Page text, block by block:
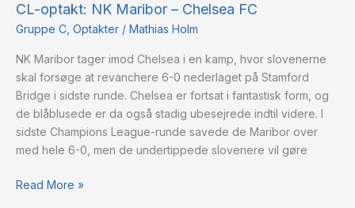
CL-optakt: NK Maribor – Chelsea FC
Gruppe C Optakter / Mathias Holm
NK Maribor tager imod Chelsea i en kamp, hvor slovenerne
skal forsøge at revanchere 6-0 nederlaget på Stamford
Bridge i sidste runde. Chelsea er fortsat i fantastisk form, og
de blåblusede er da også stadig ubesejrede indtil videre. I
sidste Champions League-runde savede de Maribor over
med hele 6-0, men de undertippede slovenere vil gøre
NK
Maribor
Chelsea
FC
Read More »